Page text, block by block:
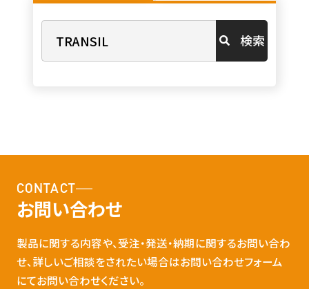
検索
CONTACT
お問い合わせ
製品に関する内容や、受注・発送・納期に関するお問い合わ
せ、詳しいご相談をされたい場合はお問い合わせフォーム
にてお問い合わせください。